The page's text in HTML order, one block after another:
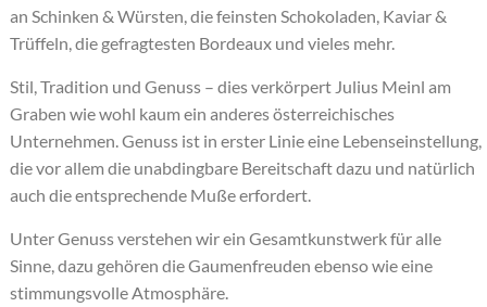
an Schinken & Würsten, die feinsten Schokoladen, Kaviar &
Trüffeln, die gefragtesten Bordeaux und vieles mehr.
Stil, Tradition und Genuss – dies verkörpert Julius Meinl am
Graben wie wohl kaum ein anderes österreichisches
Unternehmen. Genuss ist in erster Linie eine Lebenseinstellung,
die vor allem die unabdingbare Bereitschaft dazu und natürlich
auch die entsprechende Muße erfordert.
Unter Genuss verstehen wir ein Gesamtkunstwerk für alle
Sinne, dazu gehören die Gaumenfreuden ebenso wie eine
stimmungsvolle Atmosphäre.